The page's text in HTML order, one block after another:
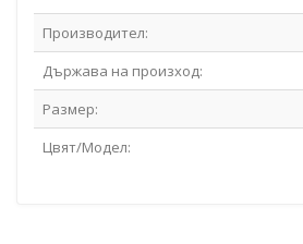
Производител:
Държава на произход:
Размер:
Цвят/Модел: